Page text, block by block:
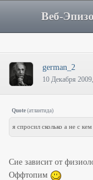
Веб-
german_2
10 Декабря
Quote (атлантида)
я спросил сколько а не с кем
Сие зависит от
Оффтопим